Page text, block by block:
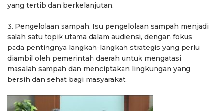
yang tertib dan berkelanjutan.
3. Pengelolaan sampah. Isu pengelolaan sampah menjadi
salah satu topik utama dalam audiensi, dengan fokus
pada pentingnya langkah-langkah strategis yang perlu
diambil oleh pemerintah daerah untuk mengatasi
masalah sampah dan menciptakan lingkungan yang
bersih dan sehat bagi masyarakat.